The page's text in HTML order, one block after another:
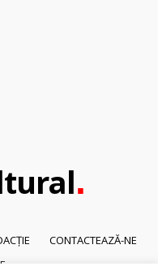
.
CONTACTEAZĂ-NE